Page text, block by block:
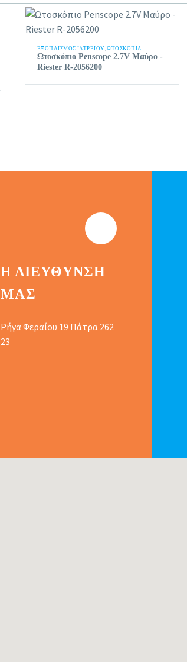
ΕΞΟΠΛΙΣΜΟΣ ΙΑΤΡΕΙΟΥ,ΩΤΟΣΚΌΠΙΑ
Ωτοσκόπιο Penscope 2.7V Μαύρο -
Riester R-2056200
Η ΔΙΕΎΘΥΝΣΗ
ΜΑΣ
Ρήγα Φεραίου 19 Πάτρα 262
23